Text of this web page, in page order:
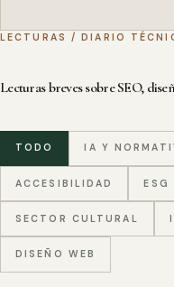
LECTURAS / DIARIO
Lecturas breves sobre SEO,
TODO IA Y
ACCESIBILIDAD ESG
SECTOR CULTURAL
DISEÑO WEB